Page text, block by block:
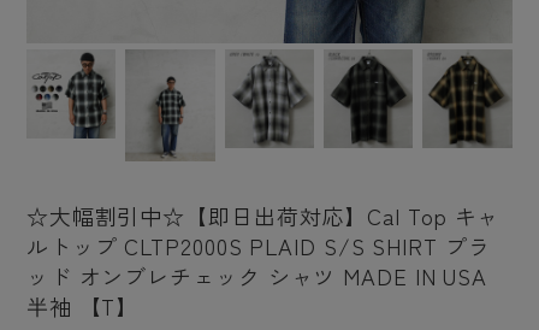
☆大幅割引中☆【即日出荷対応】Cal Top キャ
ルトップ CLTP2000S PLAID S/S SHIRT プラ
ッド オンブレチェック シャツ MADE IN USA
半袖 【T】